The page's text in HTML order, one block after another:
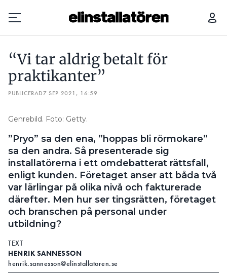
Prenumerera
Hantera prenumeration
Lediga jobb
Annonsera
Läs E-tidningen
Om tidningen
Kontakt
Personuppgifter
Search for:
“Vi tar aldrig betalt för
praktikanter”
PUBLICERAD7 SEP 2021, 16:59
Genrebild. Foto: Getty.
”Pryo” sa den ena, ”hoppas bli rörmokare”
sa den andra. Så presenterade sig
installatörerna i ett omdebatterat rättsfall,
enligt kunden. Företaget anser att båda två
var lärlingar på olika nivå och fakturerade
därefter. Men hur ser tingsrätten, företaget
och branschen på personal under
utbildning?
TEXT
HENRIK SANNESSON
henrik.sannesson@elinstallatoren.se
“VI TAR ALDRIG BETALT FÖR PRAKTIKANTER”